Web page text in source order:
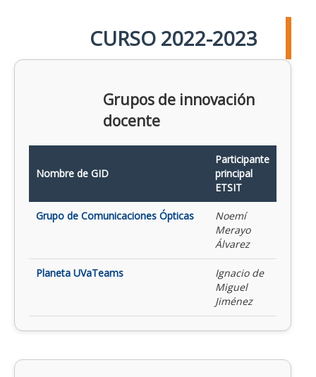
CURSO 2022-2023
Grupos de innovación
docente
Nombre de GID
Participante
principal
ETSIT
Grupo de Comunicaciones Ópticas
Noemí
Merayo
Álvarez
Planeta UVaTeams
Ignacio de
Miguel
Jiménez